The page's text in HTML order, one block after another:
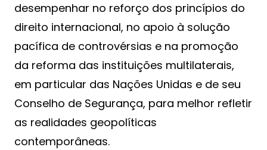
desempenhar no reforço dos princípios do
direito internacional, no apoio à solução
pacífica de controvérsias e na promoção
da reforma das instituições multilaterais,
em particular das Nações Unidas e de seu
Conselho de Segurança, para melhor refletir
as realidades geopolíticas
contemporâneas.